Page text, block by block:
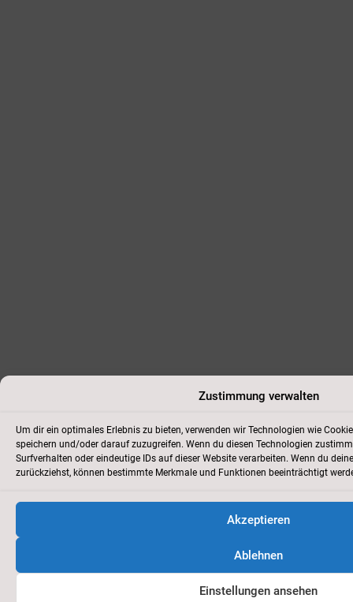
Zustimmung verwalten
Um dir ein optimales Erlebnis zu bieten, verwenden wir Technologien wie
speichern und/oder darauf zuzugreifen. Wenn du diesen Technologien
Surfverhalten oder eindeutige IDs auf dieser Website verarbeiten. Wenn du
zurückziehst, können bestimmte Merkmale und Funktionen beeinträchtigt
Akzeptieren
Ablehnen
Einstellungen ansehen